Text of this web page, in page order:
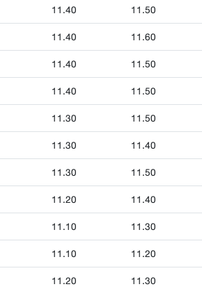
11.40 11.50
11.40 11.60
11.40 11.50
11.40 11.50
11.30 11.50
11.30 11.40
11.30 11.50
11.20 11.40
11.10 11.30
11.10 11.20
11.20 11.30